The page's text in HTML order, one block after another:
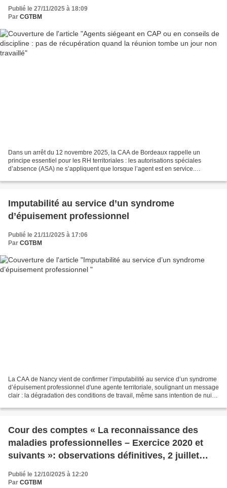
Publié le 27/11/2025 à 18:09
Par CGTBM
Dans un arrêt du 12 novembre 2025, la CAA de Bordeaux rappelle un
principe essentiel pour les RH territoriales : les autorisations spéciales
d’absence (ASA) ne s’appliquent que lorsque l’agent est en service.
Imputabilité au service d’un syndrome
d’épuisement professionnel
Publié le 21/11/2025 à 17:06
Par CGTBM
La CAA de Nancy vient de confirmer l’imputabilité au service d’un syndrome
d’épuisement professionnel d'une agente territoriale, soulignant un message
clair : la dégradation des conditions de travail, même sans intention de nuire,
Cour des comptes « La reconnaissance des
maladies professionnelles – Exercice 2020 et
suivants »: observations définitives, 2 juillet
Publié le 12/10/2025 à 12:20
Par CGTBM